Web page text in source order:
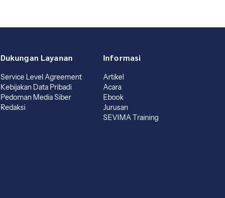
Dukungan Layanan
Service Level Agreement
Kebijakan Data Pribadi
Pedoman Media Siber
Redaksi
Informasi
Artikel
Acara
Ebook
Jurusan
SEVIMA Training